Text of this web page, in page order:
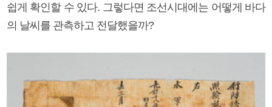
쉽게 확인할 수 있다. 그렇다면 조선시대에는 어떻게 바다
의 날씨를 관측하고 전달했을까?